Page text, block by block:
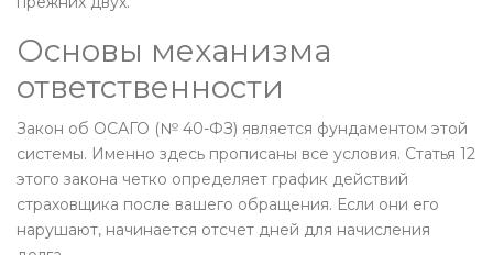
Основы механизма
ответственности
Закон об ОСАГО (№ 40-ФЗ) является фундаментом этой
системы. Именно здесь прописаны все условия. Статья 12
этого закона четко определяет график действий
страховщика после вашего обращения. Если они его
нарушают, начинается отсчет дней для начисления